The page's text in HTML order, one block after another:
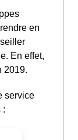
en
En effet,
2019.
service
: